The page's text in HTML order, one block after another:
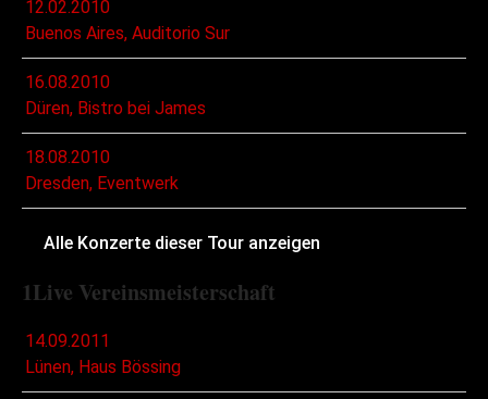
12.02.2010
Buenos Aires, Auditorio Sur
16.08.2010
Düren, Bistro bei James
18.08.2010
Dresden, Eventwerk
Alle Konzerte dieser Tour anzeigen
1Live Vereinsmeisterschaft
14.09.2011
Lünen, Haus Bössing